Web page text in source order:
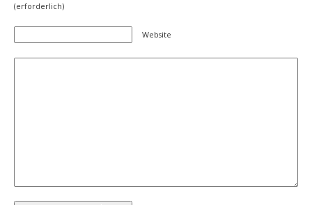
(erforderlich)
Website